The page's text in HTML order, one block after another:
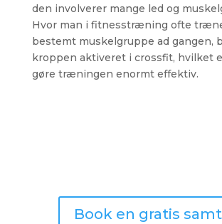
den involverer mange led og
Hvor man i fitnesstræning ofte
bestemt muskelgruppe ad gangen,
kroppen aktiveret i crossfit, hvilket
gøre træningen enormt effektiv.
Book en gratis